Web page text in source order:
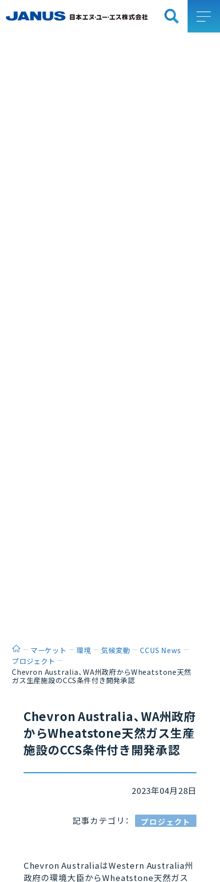
ホームマーケット 環境 気候変動
CCUS News
プロジェクト
Chevron Australia、WA州政府からWheatstone天然
ガス生産施設のCCS条件付き開発承認
Chevron Australia、WA州政府
からWheatstone天然ガス生産
施設のCCS条件付き開発承認
2023年04月28日
記事カテゴリ： プロジェクト
Chevron AustraliaはWestern Australia州
政府の環境大臣からWheatstone天然ガス